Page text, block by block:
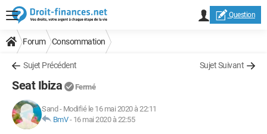
Question
Forum Consommation
Sujet Précédent Sujet Suivant
Seat Ibiza Fermé
Sand - Modifié le 16 mai 2020 à 22:11
BmV- 16 mai 2020 à 22:55